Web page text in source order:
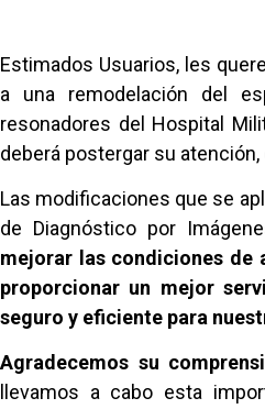
Estimados Usuarios, les
a una remodelación del
resonadores del Hospital
deberá postergar su atención,
Las modificaciones que se
de Diagnóstico por
mejorar las condiciones de
proporcionar un mejor
seguro y eficiente para
Agradecemos su
llevamos a cabo esta